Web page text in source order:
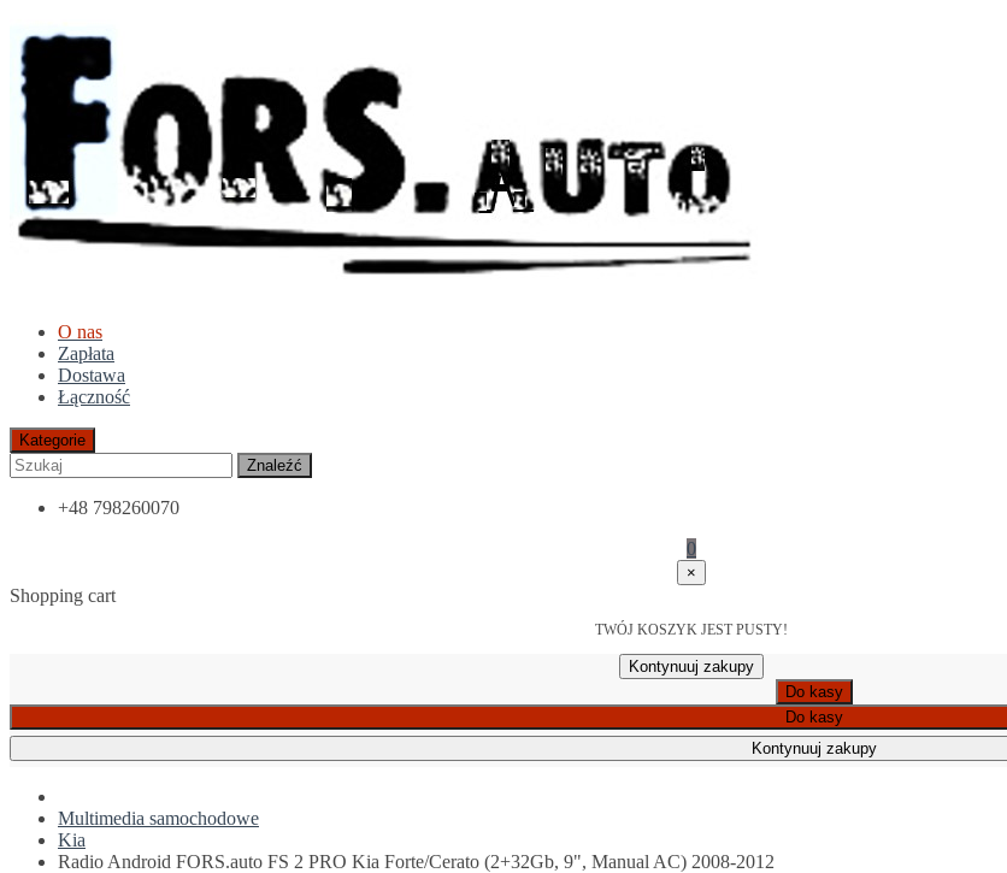
O nas
Zapłata
Dostawa
Łączność
Kategorie
Znaleźć
+48 798260070
0
×
Shopping cart
TWÓJ KOSZYK JEST PUSTY!
Kontynuuj zakupy
Do kasy
Do kasy
Kontynuuj zakupy
Multimedia samochodowe
Kia
Radio Android FORS.auto FS 2 PRO Kia Forte/Cerato (2+32Gb, 9", Manual AC) 2008-2012